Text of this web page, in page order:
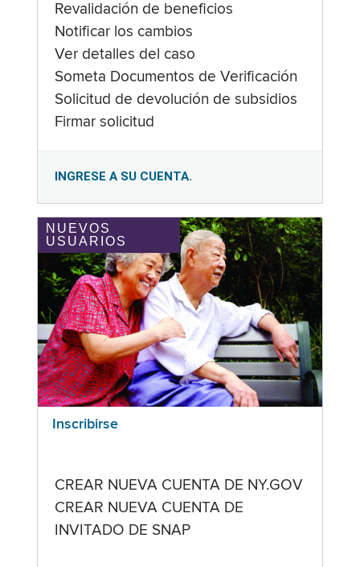
Revalidación de beneficios
Notificar los cambios
Ver detalles del caso
Someta Documentos de Verificación
Solicitud de devolución de subsidios
Firmar solicitud
INGRESE A SU CUENTA.
NUEVOS
USUARIOS
Inscribirse
CREAR NUEVA CUENTA DE NY.GOV
CREAR NUEVA CUENTA DE
INVITADO DE SNAP